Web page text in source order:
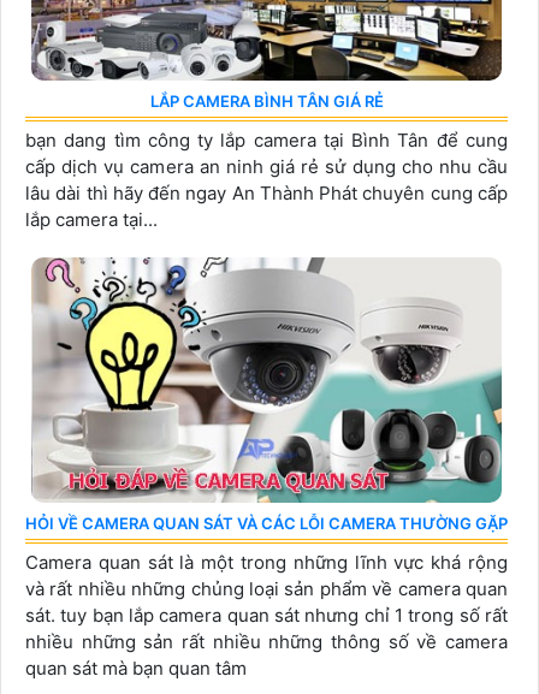
LẮP CAMERA BÌNH TÂN GIÁ RẺ
bạn dang tìm công ty lắp camera tại Bình Tân để cung
cấp dịch vụ camera an ninh giá rẻ sử dụng cho nhu cầu
lâu dài thì hãy đến ngay An Thành Phát chuyên cung cấp
lắp camera tại...
HỎI VỀ CAMERA QUAN SÁT VÀ CÁC LỖI CAMERA THƯỜNG GẶP
Camera quan sát là một trong những lĩnh vực khá rộng
và rất nhiều những chủng loại sản phẩm về camera quan
sát. tuy bạn lắp camera quan sát nhưng chỉ 1 trong số rất
nhiều những sản rất nhiều những thông số về camera
quan sát mà bạn quan tâm